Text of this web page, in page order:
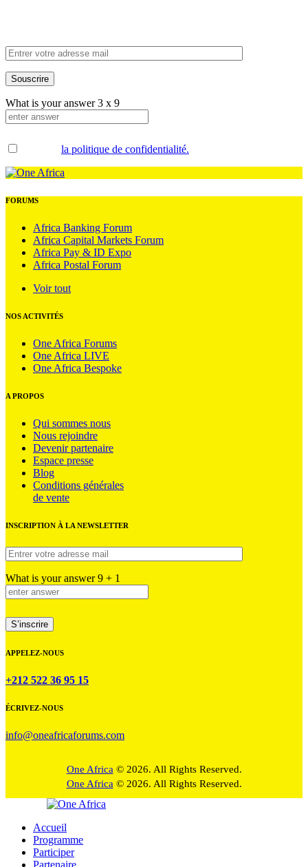
What is your answer3 x 9
la politique de confidentialité.
FORUMS
Africa Banking Forum
Africa Capital Markets Forum
Africa Pay & ID Expo
Africa Postal Forum
Voir tout
NOS ACTIVITÉS
One Africa Forums
One Africa LIVE
One Africa Bespoke
A PROPOS
Qui sommes nous
Nous rejoindre
Devenir partenaire
Espace presse
Blog
Conditions générales
de vente
INSCRIPTION À LA NEWSLETTER
What is your answer9 + 1
APPELEZ-NOUS
+212 522 36 95 15
ÉCRIVEZ-NOUS
info@oneafricaforums.com
One Africa © 2026. All Rights Reserved.
One Africa © 2026. All Rights Reserved.
Accueil
Programme
Participer
Partenaire